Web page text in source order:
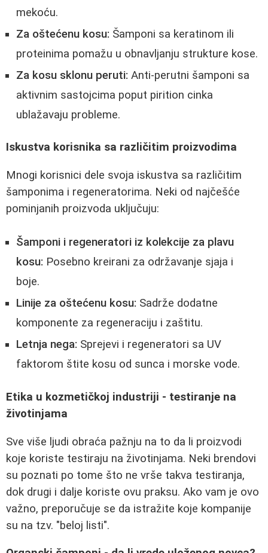
mekoću.
Za oštećenu kosu: Šamponi sa keratinom ili
proteinima pomažu u obnavljanju strukture kose.
Za kosu sklonu peruti: Anti-perutni šamponi sa
aktivnim sastojcima poput pirition cinka
ublažavaju probleme.
Iskustva korisnika sa različitim proizvodima
Mnogi korisnici dele svoja iskustva sa različitim
šamponima i regeneratorima. Neki od najčešće
pominjanih proizvoda uključuju:
Šamponi i regeneratori iz kolekcije za plavu
kosu: Posebno kreirani za održavanje sjaja i
boje.
Linije za oštećenu kosu: Sadrže dodatne
komponente za regeneraciju i zaštitu.
Letnja nega: Sprejevi i regeneratori sa UV
faktorom štite kosu od sunca i morske vode.
Etika u kozmetičkoj industriji - testiranje na
životinjama
Sve više ljudi obraća pažnju na to da li proizvodi
koje koriste testiraju na životinjama. Neki brendovi
su poznati po tome što ne vrše takva testiranja,
dok drugi i dalje koriste ovu praksu. Ako vam je ovo
važno, preporučuje se da istražite koje kompanije
su na tzv. "beloj listi".